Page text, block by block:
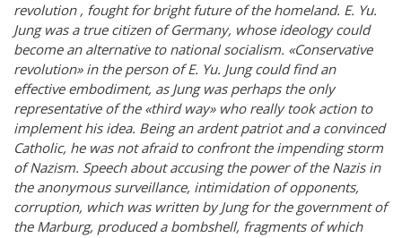
revolution , fought for bright future of the homeland. E. Yu.
Jung was a true citizen of Germany, whose ideology could
become an alternative to national socialism. «Conservative
revolution» in the person of E. Yu. Jung could find an
effective embodiment, as Jung was perhaps the only
representative of the «third way» who really took action to
implement his idea. Being an ardent patriot and a convinced
Catholic, he was not afraid to confront the impending storm
of Nazism. Speech about accusing the power of the Nazis in
the anonymous surveillance, intimidation of opponents,
corruption, which was written by Jung for the government of
the Marburg, produced a bombshell, fragments of which